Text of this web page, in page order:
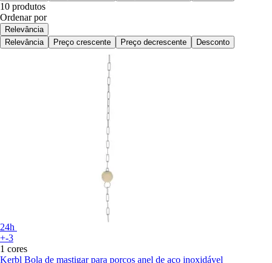
10 produtos
Ordenar por
Relevância
Relevância
Preço crescente Preço decrescente Desconto
24h
+-3
1 cores
Kerbl Bola de mastigar para porcos anel de aço inoxidável